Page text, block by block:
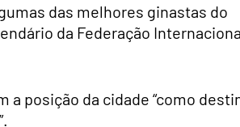
das melhores ginastas do
da Federação
a posição da cidade “como